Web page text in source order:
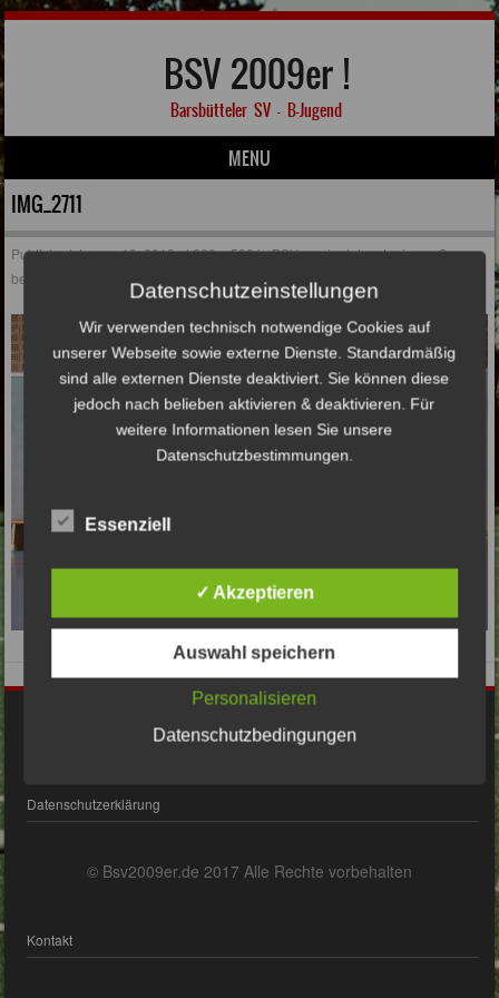
BSV 2009er !
Barsbütteler SV – B-Jugend
MENU
Skip to content
IMG_2711
PublishedJanuar 10, 2018at800 × 533inBSV gewinnt den Junioren-Cup
beim VfL Oldesloe
Datenschutzerklärung
© Bsv2009er.de 2017 Alle Rechte vorbehalten
Kontakt
Datenschutzeinstellungen
Wir verwenden technisch notwendige Cookies auf
unserer Webseite sowie externe Dienste. Standardmäßig
sind alle externen Dienste deaktiviert. Sie können diese
jedoch nach belieben aktivieren & deaktivieren. Für
weitere Informationen lesen Sie unsere
Datenschutzbestimmungen.
Essenziell
✓ Akzeptieren
Auswahl speichern
Personalisieren
Datenschutzbedingungen